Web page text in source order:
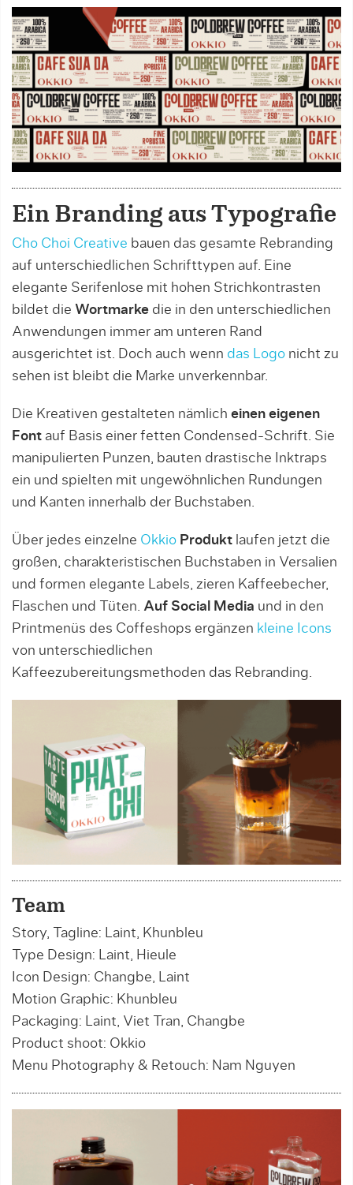
Ein Branding aus Typografie
Cho Choi Creative bauen das gesamte Rebranding
auf unterschiedlichen Schrifttypen auf. Eine
elegante Serifenlose mit hohen Strichkontrasten
bildet die Wortmarke die in den unterschiedlichen
Anwendungen immer am unteren Rand
ausgerichtet ist. Doch auch wenn das Logo nicht zu
sehen ist bleibt die Marke unverkennbar.
Die Kreativen gestalteten nämlich einen eigenen
Font auf Basis einer fetten Condensed-Schrift. Sie
manipulierten Punzen, bauten drastische Inktraps
ein und spielten mit ungewöhnlichen Rundungen
und Kanten innerhalb der Buchstaben.
Über jedes einzelne Okkio Produkt laufen jetzt die
großen, charakteristischen Buchstaben in Versalien
und formen elegante Labels, zieren Kaffeebecher,
Flaschen und Tüten. Auf Social Media und in den
Printmenüs des Coffeshops ergänzen kleine Icons
von unterschiedlichen
Kaffeezubereitungsmethoden das Rebranding.
Team
Story, Tagline: Laint, Khunbleu
Type Design: Laint, Hieule
Icon Design: Changbe, Laint
Motion Graphic: Khunbleu
Packaging: Laint, Viet Tran, Changbe
Product shoot: Okkio
Menu Photography & Retouch: Nam Nguyen